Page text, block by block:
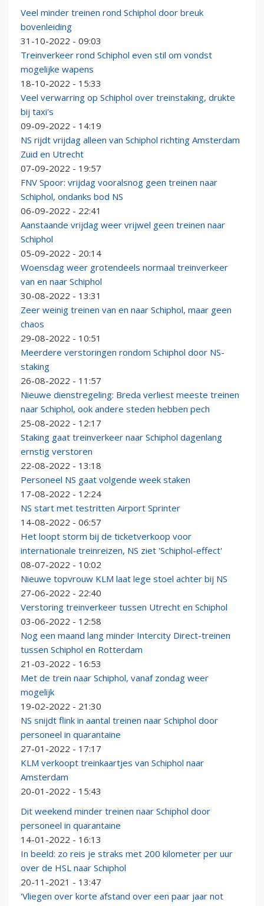
Veel minder treinen rond Schiphol door breuk
bovenleiding
31-10-2022 - 09:03
Treinverkeer rond Schiphol even stil om vondst
mogelijke wapens
18-10-2022 - 15:33
Veel verwarring op Schiphol over treinstaking, drukte
bij taxi's
09-09-2022 - 14:19
NS rijdt vrijdag alleen van Schiphol richting Amsterdam
Zuid en Utrecht
07-09-2022 - 19:57
FNV Spoor: vrijdag vooralsnog geen treinen naar
Schiphol, ondanks bod NS
06-09-2022 - 22:41
Aanstaande vrijdag weer vrijwel geen treinen naar
Schiphol
05-09-2022 - 20:14
Woensdag weer grotendeels normaal treinverkeer
van en naar Schiphol
30-08-2022 - 13:31
Zeer weinig treinen van en naar Schiphol, maar geen
chaos
29-08-2022 - 10:51
Meerdere verstoringen rondom Schiphol door NS-
staking
26-08-2022 - 11:57
Nieuwe dienstregeling: Breda verliest meeste treinen
naar Schiphol, ook andere steden hebben pech
25-08-2022 - 12:17
Staking gaat treinverkeer naar Schiphol dagenlang
ernstig verstoren
22-08-2022 - 13:18
Personeel NS gaat volgende week staken
17-08-2022 - 12:24
NS start met testritten Airport Sprinter
14-08-2022 - 06:57
Het loopt storm bij de ticketverkoop voor
internationale treinreizen, NS ziet 'Schiphol-effect'
08-07-2022 - 10:02
Nieuwe topvrouw KLM laat lege stoel achter bij NS
27-06-2022 - 22:40
Verstoring treinverkeer tussen Utrecht en Schiphol
03-06-2022 - 12:58
Nog een maand lang minder Intercity Direct-treinen
tussen Schiphol en Rotterdam
21-03-2022 - 16:53
Met de trein naar Schiphol, vanaf zondag weer
mogelijk
19-02-2022 - 21:30
NS snijdt flink in aantal treinen naar Schiphol door
personeel in quarantaine
27-01-2022 - 17:17
KLM verkoopt treinkaartjes van Schiphol naar
Amsterdam
20-01-2022 - 15:43
Dit weekend minder treinen naar Schiphol door
personeel in quarantaine
14-01-2022 - 16:13
In beeld: zo reis je straks met 200 kilometer per uur
over de HSL naar Schiphol
20-11-2021 - 13:47
'Vliegen over korte afstand over een paar jaar not